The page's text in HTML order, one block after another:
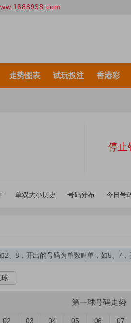
走势图表 试玩投注 香港彩
停止
单双大小历史 号码分布 今日号
、8，开出的号码为单数叫单，如5、7，
球
第一球号码走势
02 03 04 05 06 07